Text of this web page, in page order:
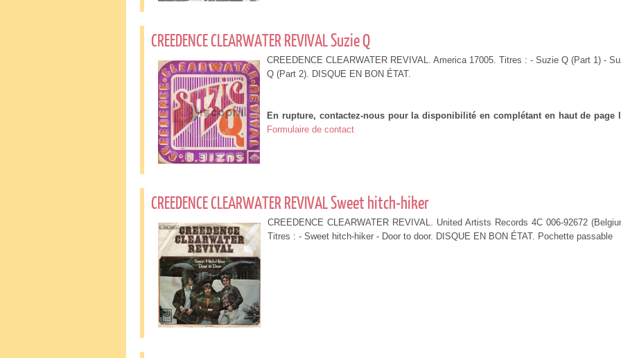
CREEDENCE CLEARWATER REVIVAL Suzie Q
CREEDENCE CLEARWATER REVIVAL. America 17005. Titres : - Suzie Q (Part 1) -
Q (Part 2). DISQUE EN BON ÉTAT.
En rupture, contactez-nous pour la disponibilité en complétant en haut de page
Formulaire de contact
CREEDENCE CLEARWATER REVIVAL Sweet hitch-hiker
CREEDENCE CLEARWATER REVIVAL. United Artists Records 4C 006-92672
Titres : - Sweet hitch-hiker - Door to door. DISQUE EN BON ÉTAT. Pochette passable